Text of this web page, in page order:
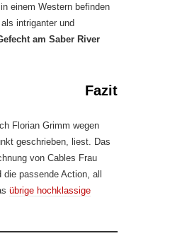
einem Western befinden
intriganter und
am Saber River
Fazit
Florian Grimm wegen
geschrieben, liest. Das
von Cables Frau
passende Action, all
übrige hochklassige